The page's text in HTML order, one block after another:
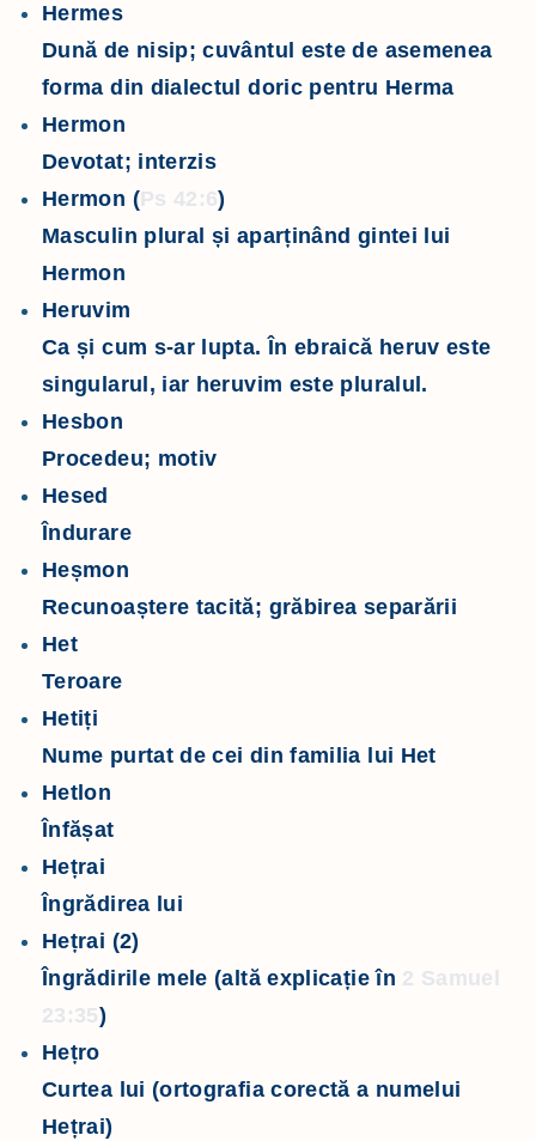
Hermes
Dună de nisip; cuvântul este de asemenea
forma din dialectul doric pentru Herma
Hermon
Devotat; interzis
Hermon (Ps 42:6)
Masculin plural și aparținând gintei lui
Hermon
Heruvim
Ca și cum s-ar lupta. În ebraică heruv este
singularul, iar heruvim este pluralul.
Hesbon
Procedeu; motiv
Hesed
Îndurare
Heșmon
Recunoaștere tacită; grăbirea separării
Het
Teroare
Hetiți
Nume purtat de cei din familia lui Het
Hetlon
Înfășat
Hețrai
Îngrădirea lui
Hețrai (2)
Îngrădirile mele (altă explicație în 2 Samuel
23:35)
Hețro
Curtea lui (ortografia corectă a numelui
Hețrai)